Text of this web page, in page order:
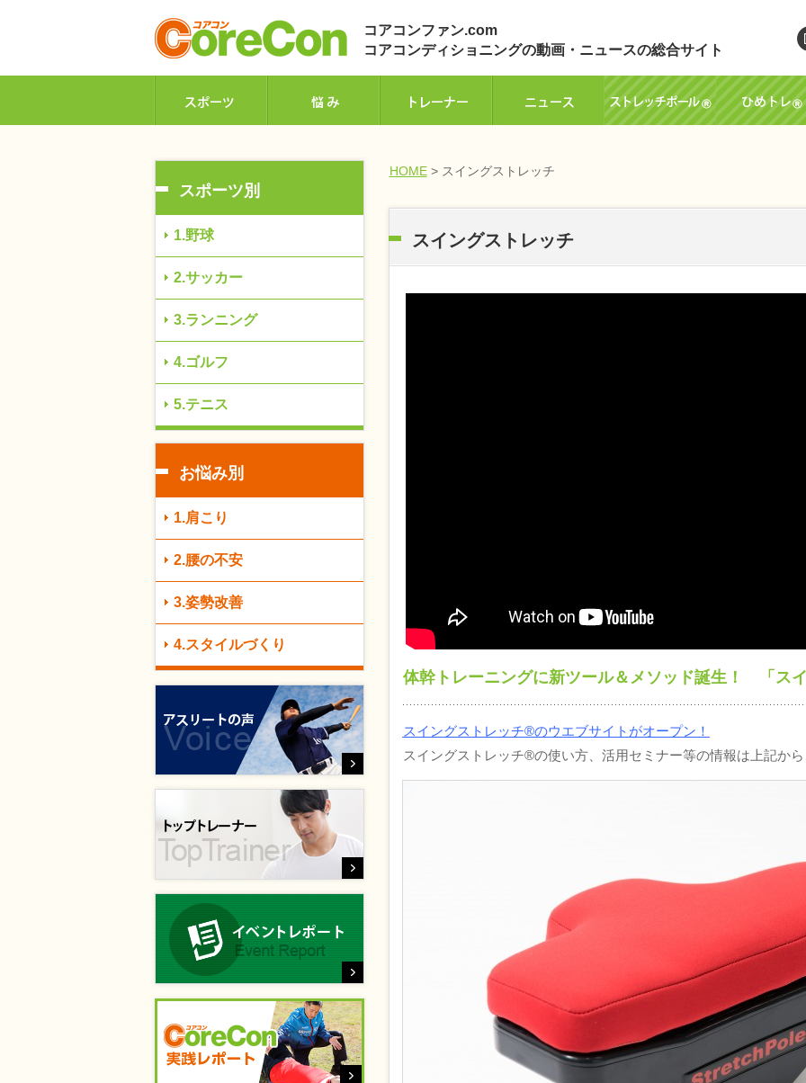
コアコンファン.com
コアコンディショニングの動画・ニュースの総合サイト
スポーツ別
1.野球
2.サッカー
3.ランニング
4.ゴルフ
5.テニス
お悩み別
1.肩こり
2.腰の不安
3.姿勢改善
4.スタイルづくり
HOME> スイングストレッチ
スイングストレッチ
体幹トレーニングに新ツール＆メソッド誕生！ 「ス
スイングストレッチ®のウエブサイトがオープン！
スイングストレッチ®の使い方、活用セミナー等の情報は上記か